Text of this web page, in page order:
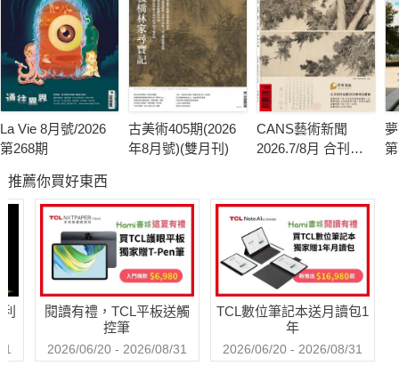
La Vie 8月號/2026
第268期
古美術405期(2026
年8月號)(雙月刊)
CANS藝術新聞
2026.7/8月 合刊號
推薦你買好東西
閱讀有禮，TCL平板送觸
控筆
2026/06/20 - 2026/08/31
TCL數位筆記本送月讀包1
年
2026/06/20 - 2026/08/31